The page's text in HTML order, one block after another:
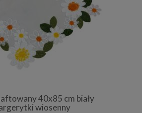
40x85 cm biały
wiosenny